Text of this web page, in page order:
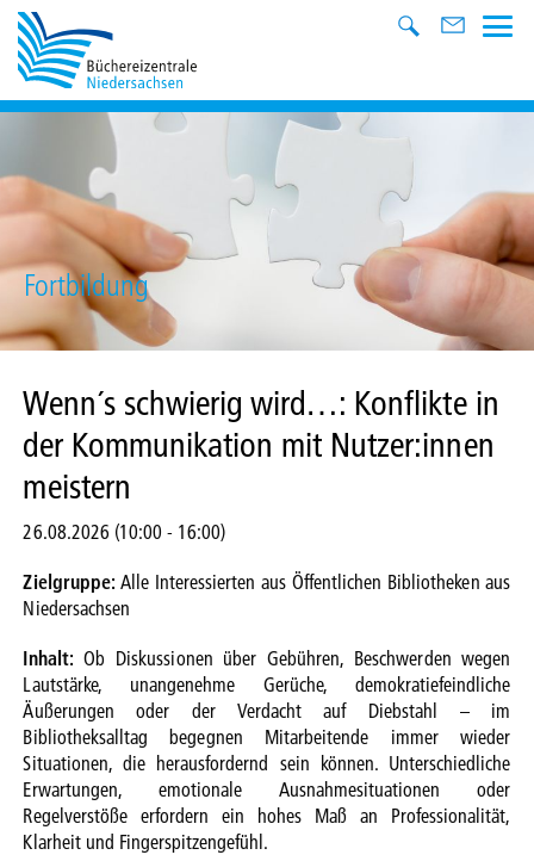
Fortbildung
Wenn´s schwierig wird…: Konflikte in
der Kommunikation mit Nutzer:innen
meistern
26.08.2026 (10:00 - 16:00)
Zielgruppe: Alle Interessierten aus Öffentlichen Bibliotheken aus
Niedersachsen
Inhalt: Ob Diskussionen über Gebühren, Beschwerden wegen
Lautstärke, unangenehme Gerüche, demokratiefeindliche
Äußerungen oder der Verdacht auf Diebstahl – im
Bibliotheksalltag begegnen Mitarbeitende immer wieder
Situationen, die herausfordernd sein können. Unterschiedliche
Erwartungen, emotionale Ausnahmesituationen oder
Regelverstöße erfordern ein hohes Maß an Professionalität,
Klarheit und Fingerspitzengefühl.